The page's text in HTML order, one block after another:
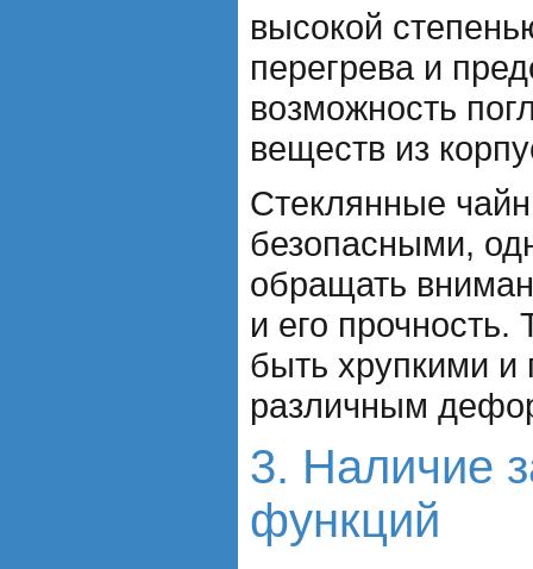
высокой
перегрева и
возможность
веществ из
Стеклянные
безопасными,
обращать
и его прочность.
быть хрупкими
различным
3. Наличие
функций